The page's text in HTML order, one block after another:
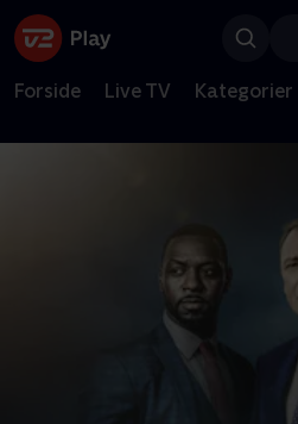
Forside Live TV Kategorier